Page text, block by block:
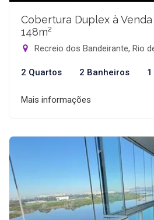
Cobertura Duplex à
148m²
Recreio dos Bandeirante, Rio
2 Quartos 2 Banheiros
Mais informações